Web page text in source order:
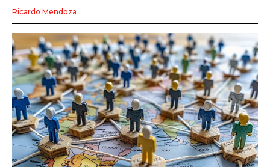
Ricardo Mendoza